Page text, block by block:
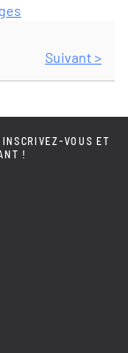
Suivant >
VOUS ET
!